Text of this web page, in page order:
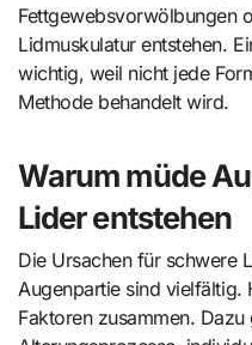
Fettgewebsvorwölbungen
Lidmuskulatur entstehen.
wichtig, weil nicht jede
Methode behandelt wird.
Warum müde
Lider entstehen
Die Ursachen für schwere Lider und eine müde wirkende
Augenpartie sind vielfältig.
Faktoren zusammen.